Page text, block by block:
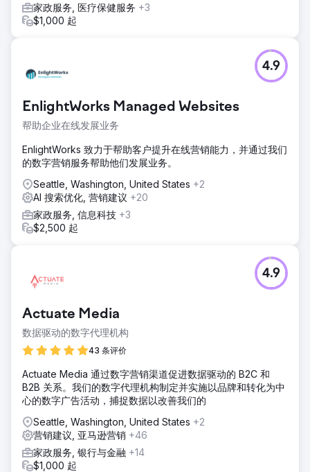
家政服务, 医疗保健服务 +3
$1,000 起
EnlightWorks Managed Websites
帮助企业在线发展业务
4.9
EnlightWorks 致力于帮助客户提升在线营销能力，并通过我们
的数字营销服务帮助他们发展业务。
Seattle, Washington, United States +2
AI 搜索优化, 营销建议 +20
家政服务, 信息科技 +3
$2,500 起
Actuate Media
数据驱动的数字代理机构
43 条评价
4.9
Actuate Media 通过数字营销渠道促进数据驱动的 B2C 和
B2B 关系。我们的数字代理机构制定并实施以品牌和转化为中
心的数字广告活动，捕捉数据以改善我们的
Seattle, Washington, United States +2
营销建议, 亚马逊营销 +46
家政服务, 银行与金融 +14
$1,000 起